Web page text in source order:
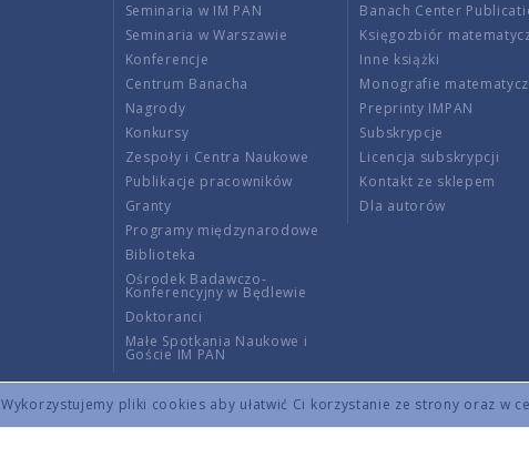
Wykorzystujemy pliki cookies aby ułatwić Ci korzystanie ze strony oraz w
Seminaria w IM PAN
Seminaria w Warszawie
Konferencje
Centrum Banacha
Nagrody
Konkursy
Zespoły i Centra Naukowe
Publikacje pracowników
Granty
Programy międzynarodowe
Biblioteka
Ośrodek Badawczo-
Konferencyjny w Będlewie
Doktoranci
Małe Spotkania Naukowe i
Goście IM PAN
Banach Center
Księgozbiór
Inne książki
Monografie
Preprinty IMPAN
Subskrypcje
Licencja subskrypcji
Kontakt ze sklepem
Dla autorów